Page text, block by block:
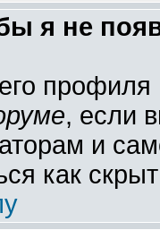
я не
, если
и
как